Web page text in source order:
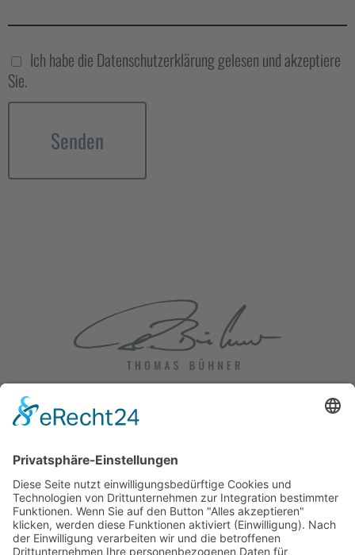
Ich habe die Datenschutzerklärung gelesen und akzeptiere
Sie.
Impressum Datenschutz
Cookie-Einstellungen
+49 172 5617325
mail@thomasbuehner.de
Marienstraße 17 | D-49074 Osnabrück
NEWSLETTER-ANMELDUNG